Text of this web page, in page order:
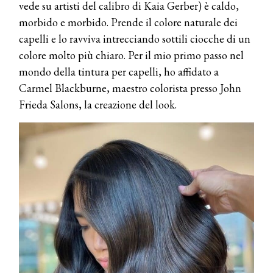
vede su artisti del calibro di Kaia Gerber) è caldo,
morbido e morbido. Prende il colore naturale dei
capelli e lo ravviva intrecciando sottili ciocche di un
colore molto più chiaro. Per il mio primo passo nel
mondo della tintura per capelli, ho affidato a
Carmel Blackburne, maestro colorista presso John
Frieda Salons, la creazione del look.